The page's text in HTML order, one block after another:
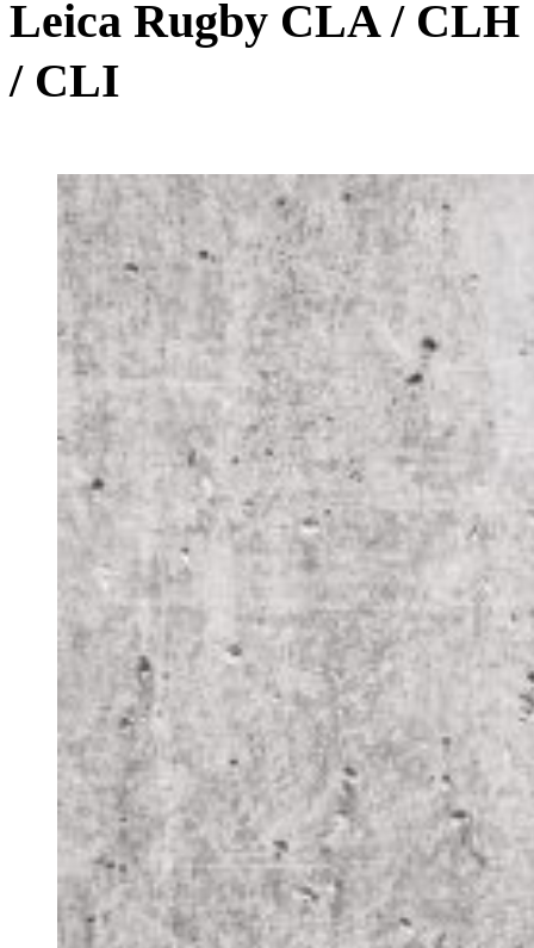
Leica Rugby CLA / CLH
/ CLI